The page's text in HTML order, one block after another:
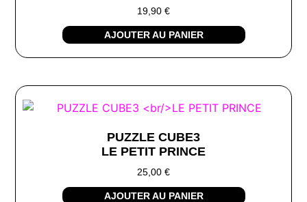
19,90 €
AJOUTER AU PANIER
PUZZLE CUBE3
LE PETIT PRINCE
25,00 €
AJOUTER AU PANIER